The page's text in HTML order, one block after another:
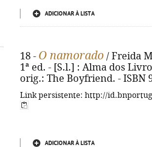
ADICIONAR À LISTA
18 - O namorado / Freida
1ª ed. - [S.l.] : Alma dos
orig.: The Boyfriend. - ISBN
Link persistente: http://
ADICIONAR À LISTA